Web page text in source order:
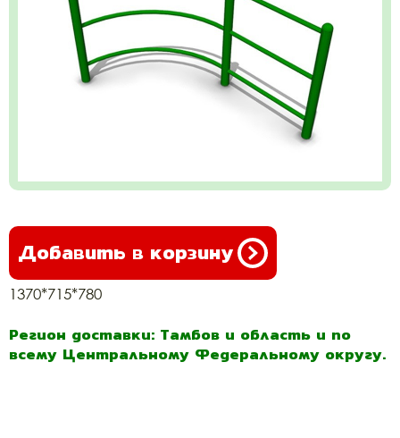
Добавить в корзину
1370*715*780
Регион доставки: Тамбов и область и по
всему Центральному Федеральному округу.